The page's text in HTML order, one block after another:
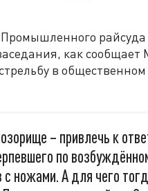
Промышленного
как
в
– привлечь к
по
ножами. А для чего